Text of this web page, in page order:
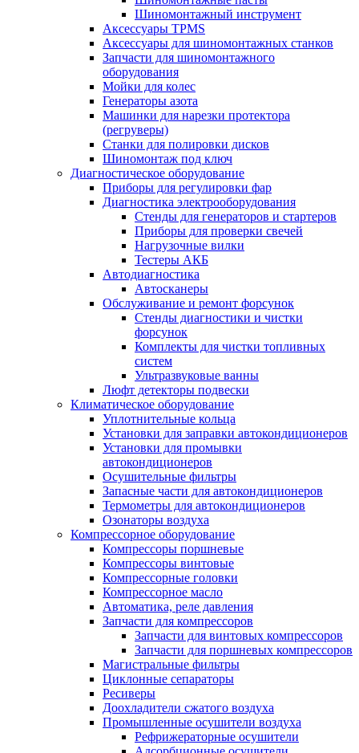
Шиномонтажный инструмент
Аксессуары TPMS
Аксессуары для шиномонтажных станков
Запчасти для шиномонтажного
оборудования
Мойки для колес
Генераторы азота
Машинки для нарезки протектора
(регруверы)
Станки для полировки дисков
Шиномонтаж под ключ
Диагностическое оборудование
Приборы для регулировки фар
Диагностика электрооборудования
Стенды для генераторов и стартеров
Приборы для проверки свечей
Нагрузочные вилки
Тестеры АКБ
Автодиагностика
Автосканеры
Обслуживание и ремонт форсунок
Стенды диагностики и чистки
форсунок
Комплекты для чистки топливных
систем
Ультразвуковые ванны
Люфт детекторы подвески
Климатическое оборудование
Уплотнительные кольца
Установки для заправки автокондиционеров
Установки для промывки
автокондиционеров
Осушительные фильтры
Запасные части для автокондиционеров
Термометры для автокондиционеров
Озонаторы воздуха
Компрессорное оборудование
Компрессоры поршневые
Компрессоры винтовые
Компрессорные головки
Компрессорное масло
Автоматика, реле давления
Запчасти для компрессоров
Запчасти для винтовых компрессоров
Запчасти для поршневых компрессоров
Магистральные фильтры
Циклонные сепараторы
Ресиверы
Доохладители сжатого воздуха
Промышленные осушители воздуха
Рефрижераторные осушители